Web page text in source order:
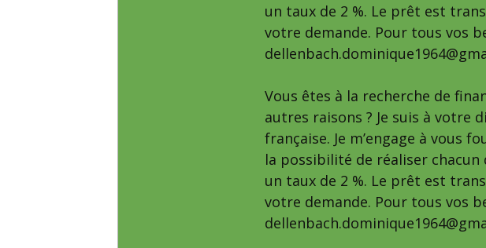
un taux de 2 %. Le prêt est
votre demande. Pour tous vos
Vous êtes à la recherche de
autres raisons ? Je suis à votre
française. Je m’engage à vous
la possibilité de réaliser chacun
un taux de 2 %. Le prêt est
votre demande. Pour tous vos